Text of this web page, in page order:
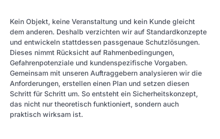
Kein Objekt, keine Veranstaltung und kein Kunde gleicht
dem anderen. Deshalb verzichten wir auf Standardkonzepte
und entwickeln stattdessen passgenaue Schutzlösungen.
Dieses nimmt Rücksicht auf Rahmenbedingungen,
Gefahrenpotenziale und kundenspezifische Vorgaben.
Gemeinsam mit unseren Auftraggebern analysieren wir die
Anforderungen, erstellen einen Plan und setzen diesen
Schritt für Schritt um. So entsteht ein Sicherheitskonzept,
das nicht nur theoretisch funktioniert, sondern auch
praktisch wirksam ist.